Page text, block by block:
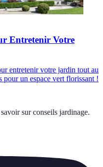
Entretenir Votre
entretenir votre jardin tout au
un espace vert florissant !
sur conseils jardinage.